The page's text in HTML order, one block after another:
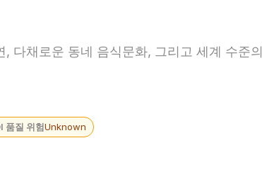
다채로운 동네 음식문화, 그리고 세계 수준의
품질 위험Unknown